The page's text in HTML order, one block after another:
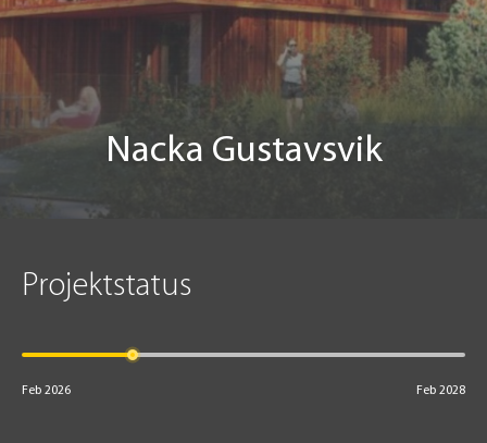
Kontakt
Nacka Gustavsvik
Projektstatus
Feb 2026 Feb 2028